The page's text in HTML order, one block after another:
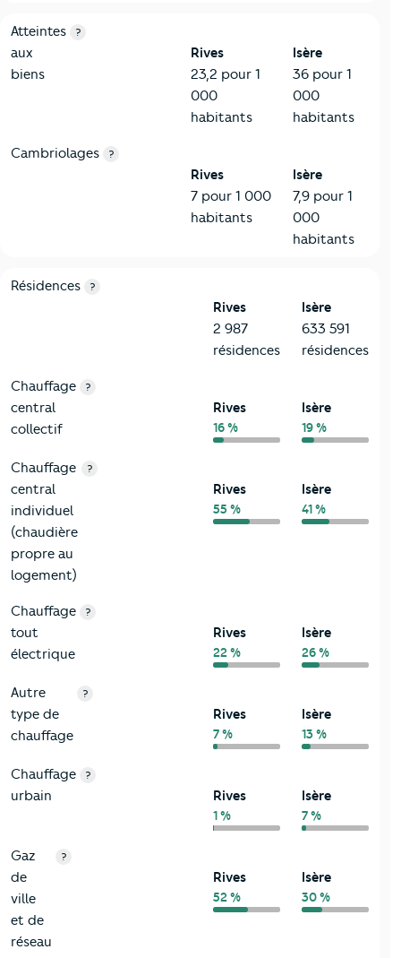
7-Sécurité
Critères
Atteintes
aux
biens
?
Rives
23,2 pour 1
000
habitants
Isère
36 pour 1
000
habitants
Cambriolages ?
Rives
7 pour 1 000
habitants
Isère
7,9 pour 1
000
habitants
8-Chauffage
Critères Rives
Résidences ?
Rives
2 987
résidences
Isère
633 591
résidences
Chauffage
central
collectif
?
Rives
16 %
Isère
19 %
Chauffage
central
individuel
(chaudière
propre au
logement)
?
Rives
55 %
Isère
41 %
Chauffage
tout
électrique
?
Rives
22 %
Isère
26 %
Autre
type de
chauffage
?
Rives
7 %
Isère
13 %
Chauffage
urbain
?
Rives
1 %
Isère
7 %
Gaz
de
ville
et de
réseau
?
Rives
52 %
Isère
30 %